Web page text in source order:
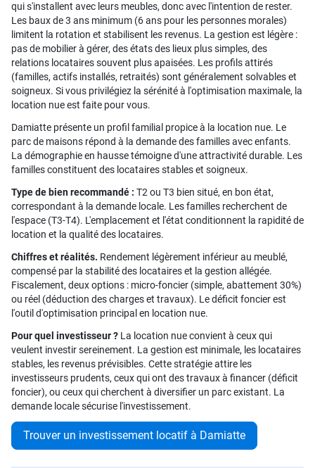
qui s'installent avec leurs meubles, donc avec l'intention de rester.
Les baux de 3 ans minimum (6 ans pour les personnes morales)
limitent la rotation et stabilisent les revenus. La gestion est légère :
pas de mobilier à gérer, des états des lieux plus simples, des
relations locataires souvent plus apaisées. Les profils attirés
(familles, actifs installés, retraités) sont généralement solvables et
soigneux. Si vous privilégiez la sérénité à l'optimisation maximale, la
location nue est faite pour vous.
Damiatte présente un profil familial propice à la location nue. Le
parc de maisons répond à la demande des familles avec enfants.
La démographie en hausse témoigne d'une attractivité durable. Les
familles constituent des locataires stables et soigneux.
Type de bien recommandé : T2 ou T3 bien situé, en bon état,
correspondant à la demande locale. Les familles recherchent de
l'espace (T3-T4). L'emplacement et l'état conditionnent la rapidité de
location et la qualité des locataires.
Chiffres et réalités. Rendement légèrement inférieur au meublé,
compensé par la stabilité des locataires et la gestion allégée.
Fiscalement, deux options : micro-foncier (simple, abattement 30%)
ou réel (déduction des charges et travaux). Le déficit foncier est
l'outil d'optimisation principal en location nue.
Pour quel investisseur ? La location nue convient à ceux qui
veulent investir sereinement. La gestion est minimale, les locataires
stables, les revenus prévisibles. Cette stratégie attire les
investisseurs prudents, ceux qui ont des travaux à financer (déficit
foncier), ou ceux qui cherchent à diversifier un parc existant. La
demande locale sécurise l'investissement.
Trouver un investissement locatif à Damiatte